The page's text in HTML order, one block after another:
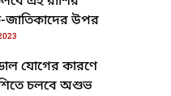
উপর
যোগের কারণে
চলবে অশুভ